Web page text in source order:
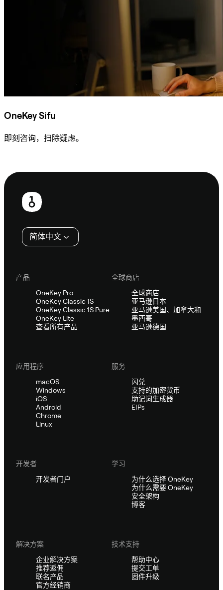
OneKey Sifu
即刻咨询，扫除疑虑。
页
简体中文
产品
OneKey Pro
OneKey Classic 1S
OneKey Classic 1S Pure
OneKey Lite
查看所有产品
全球商店
全球商店
亚马逊日本
亚马逊美国、加拿大和
墨西哥
亚马逊德国
应用程序
macOS
Windows
iOS
Android
Chrome
Linux
服务
闪兑
支持的加密货币
助记词生成器
EIPs
开发者
开发者门户
学习
为什么选择 OneKey
为什么需要 OneKey
安全架构
博客
解决方案
企业解决方案
推荐返佣
联名产品
官方经销商
技术支持
帮助中心
提交工单
固件升级